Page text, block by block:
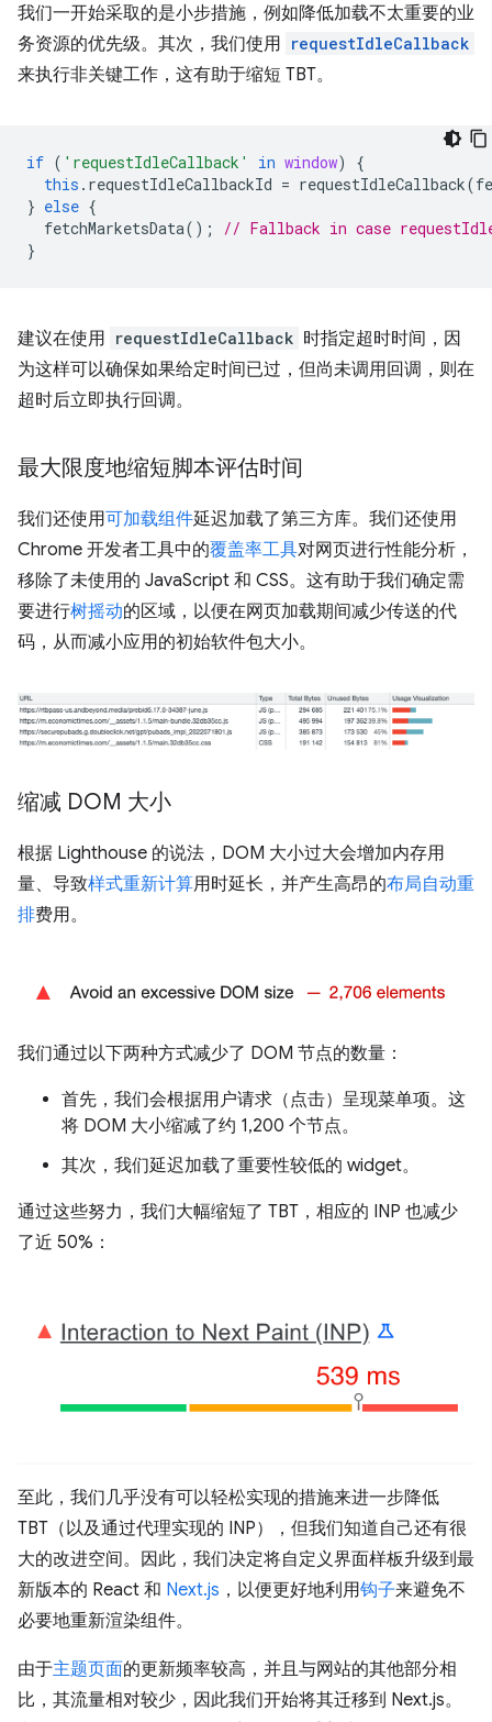
我们一开始采取的是小步措施，例如降低加载不太重要的业
务资源的优先级。其次，我们使用 requestIdleCallback
来执行非关键工作，这有助于缩短 TBT。
if ( 'requestIdleCallback' in window)
{
this . requestIdleCallbackId = requestIdleCallback(
} else {
fetchMarketsData();
// Fallback in case
}
建议在使用 requestIdleCallback 时指定超时时间，因
为这样可以确保如果给定时间已过，但尚未调用回调，则在
超时后立即执行回调。
最大限度地缩短脚本评估时间
我们还使用可加载组件延迟加载了第三方库。我们还使用
Chrome 开发者工具中的覆盖率工具对网页进行性能分析，
移除了未使用的 JavaScript 和 CSS。这有助于我们确定需
要进行树摇动的区域，以便在网页加载期间减少传送的代
码，从而减小应用的初始软件包大小。
缩减 DOM 大小
根据 Lighthouse 的说法，DOM 大小过大会增加内存用
量、导致样式重新计算用时延长，并产生高昂的布局自动重
排费用。
我们通过以下两种方式减少了 DOM 节点的数量：
首先，我们会根据用户请求（点击）呈现菜单项。这
将 DOM 大小缩减了约 1,200 个节点。
其次，我们延迟加载了重要性较低的 widget。
通过这些努力，我们大幅缩短了 TBT，相应的 INP 也减少
了近 50%：
至此，我们几乎没有可以轻松实现的措施来进一步降低
TBT（以及通过代理实现的 INP），但我们知道自己还有很
大的改进空间。因此，我们决定将自定义界面样板升级到最
新版本的 React 和 Next.js ，以便更好地利用钩子来避免不
必要地重新渲染组件。
由于主题页面的更新频率较高，并且与网站的其他部分相
比，其流量相对较少，因此我们开始将其迁移到 Next.js。